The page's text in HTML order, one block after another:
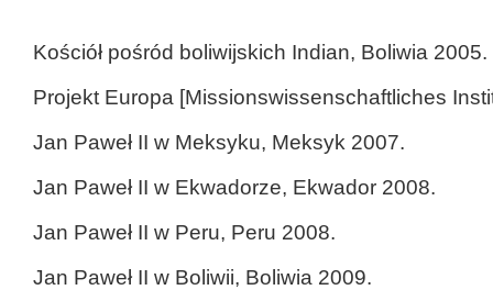
Kościół pośród boliwijskich Indian, Boliwia 2005.
Projekt Europa [Missionswissenschaftliches
Jan Paweł II w Meksyku, Meksyk 2007.
Jan Paweł II w Ekwadorze, Ekwador 2008.
Jan Paweł II w Peru, Peru 2008.
Jan Paweł II w Boliwii, Boliwia 2009.